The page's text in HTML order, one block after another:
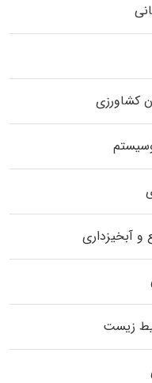
کشاورزی
آبخیزداری
زیست